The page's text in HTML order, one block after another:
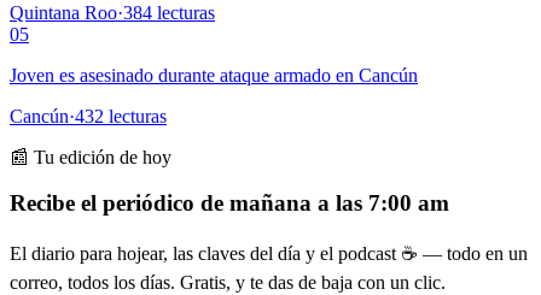
Quintana Roo·384 lecturas
05
Joven es asesinado durante ataque armado en Cancún
Cancún·432 lecturas
📰 Tu edición de hoy
Recibe el periódico de mañana a las 7:00 am
El diario para hojear, las claves del día y el podcast ☕ — todo en un
correo, todos los días. Gratis, y te das de baja con un clic.